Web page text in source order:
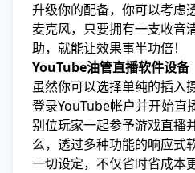
升级你的配备，你可以考虑
麦克风，只要拥有一支收音
助，就能让效果事半功倍！
YouTube油管直播软件设备
虽然你可以选择单纯的插入
登录YouTube帐户并开始直
别位玩家一起参予游戏直播
么，透过多种功能的响应式
一切设定，不仅省时省成本